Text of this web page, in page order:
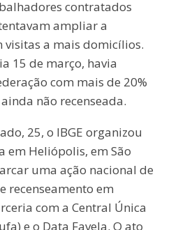
contratados
ampliar a
visitas a mais domicílios.
15 de março, havia
com mais de 20%
não recenseada.
25, o IBGE organizou
em Heliópolis, em São
uma ação nacional de
recenseamento em
com a Central Única
e o Data Favela. O ato